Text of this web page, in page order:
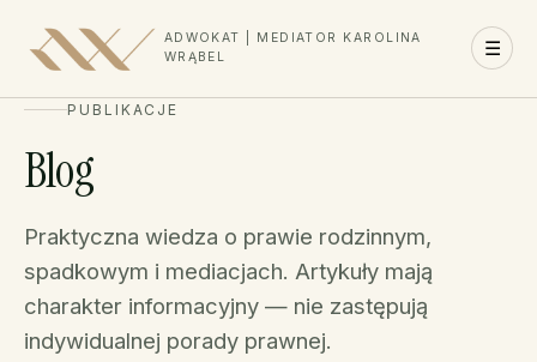
ADWOKAT | MEDIATOR KAROLINA
WRĄBEL
☰
PUBLIKACJE
Blog
Praktyczna wiedza o prawie rodzinnym,
spadkowym i mediacjach. Artykuły mają
charakter informacyjny — nie zastępują
indywidualnej porady prawnej.